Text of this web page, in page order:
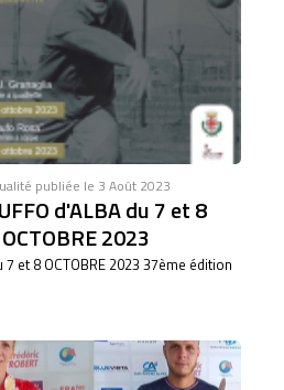
publiée le 3 Août 2023
d'ALBA du 7 et 8
OCTOBRE 2023
7 et 8 OCTOBRE 2023 37ème édition